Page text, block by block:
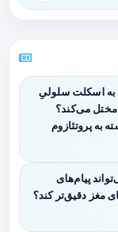
به اسکلت سلولیِ
مختل می‌کند؟
به پروتئازوم
پیام‌های
مغز دقیق‌تر کند؟